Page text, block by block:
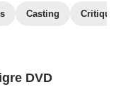
Casting
DVD